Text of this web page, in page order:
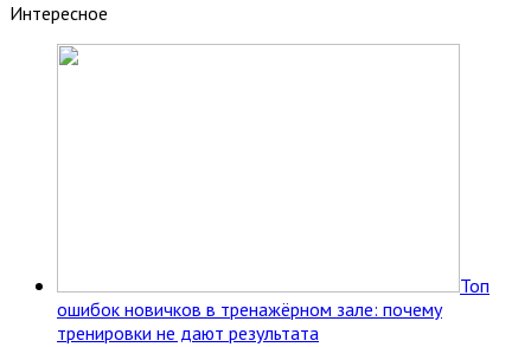
Интересное
Топ
ошибок новичков в тренажёрном зале: почему
тренировки не дают результата